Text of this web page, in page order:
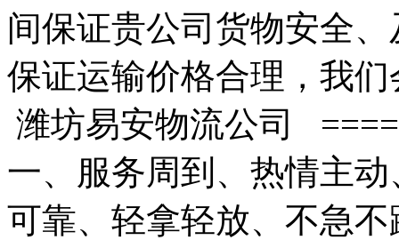
间保证贵公司货物安全
保证运输价格合理，我
潍坊易安物流公司
一、服务周到、热情主
可靠、轻拿轻放、不急